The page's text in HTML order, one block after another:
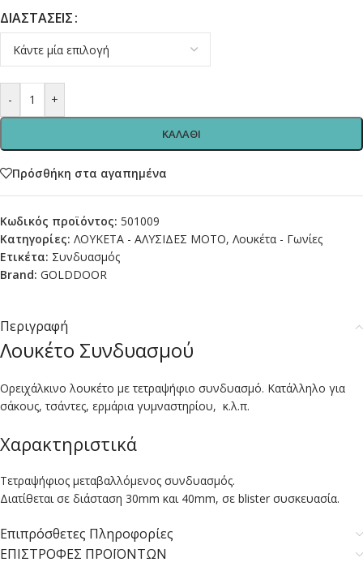
ΔΙΑΣΤΑΣΕΙΣ
- +
ΚΑΛΑΘΙ
Πρόσθήκη στα αγαπημένα
Κωδικός προϊόντος: 501009
Κατηγορίες: ΛΟΥΚΕΤΑ - ΑΛΥΣΙΔΕΣ ΜΟΤΟ, Λουκέτα - Γωνίες
Ετικέτα: Συνδυασμός
Brand: GOLDDOOR
Περιγραφή
Λουκέτο Συνδυασμού
Ορειχάλκινο λουκέτο με τετραψήφιο συνδυασμό. Κατάλληλο για
σάκους, τσάντες, ερμάρια γυμναστηρίου, κ.λ.π.
Χαρακτηριστικά
Τετραψήφιος μεταβαλλόμενος συνδυασμός.
Διατίθεται σε διάσταση 30mm και 40mm, σε blister συσκευασία.
Επιπρόσθετες Πληροφορίες
ΕΠΙΣΤΡΟΦΕΣ ΠΡΟΪΟΝΤΩΝ